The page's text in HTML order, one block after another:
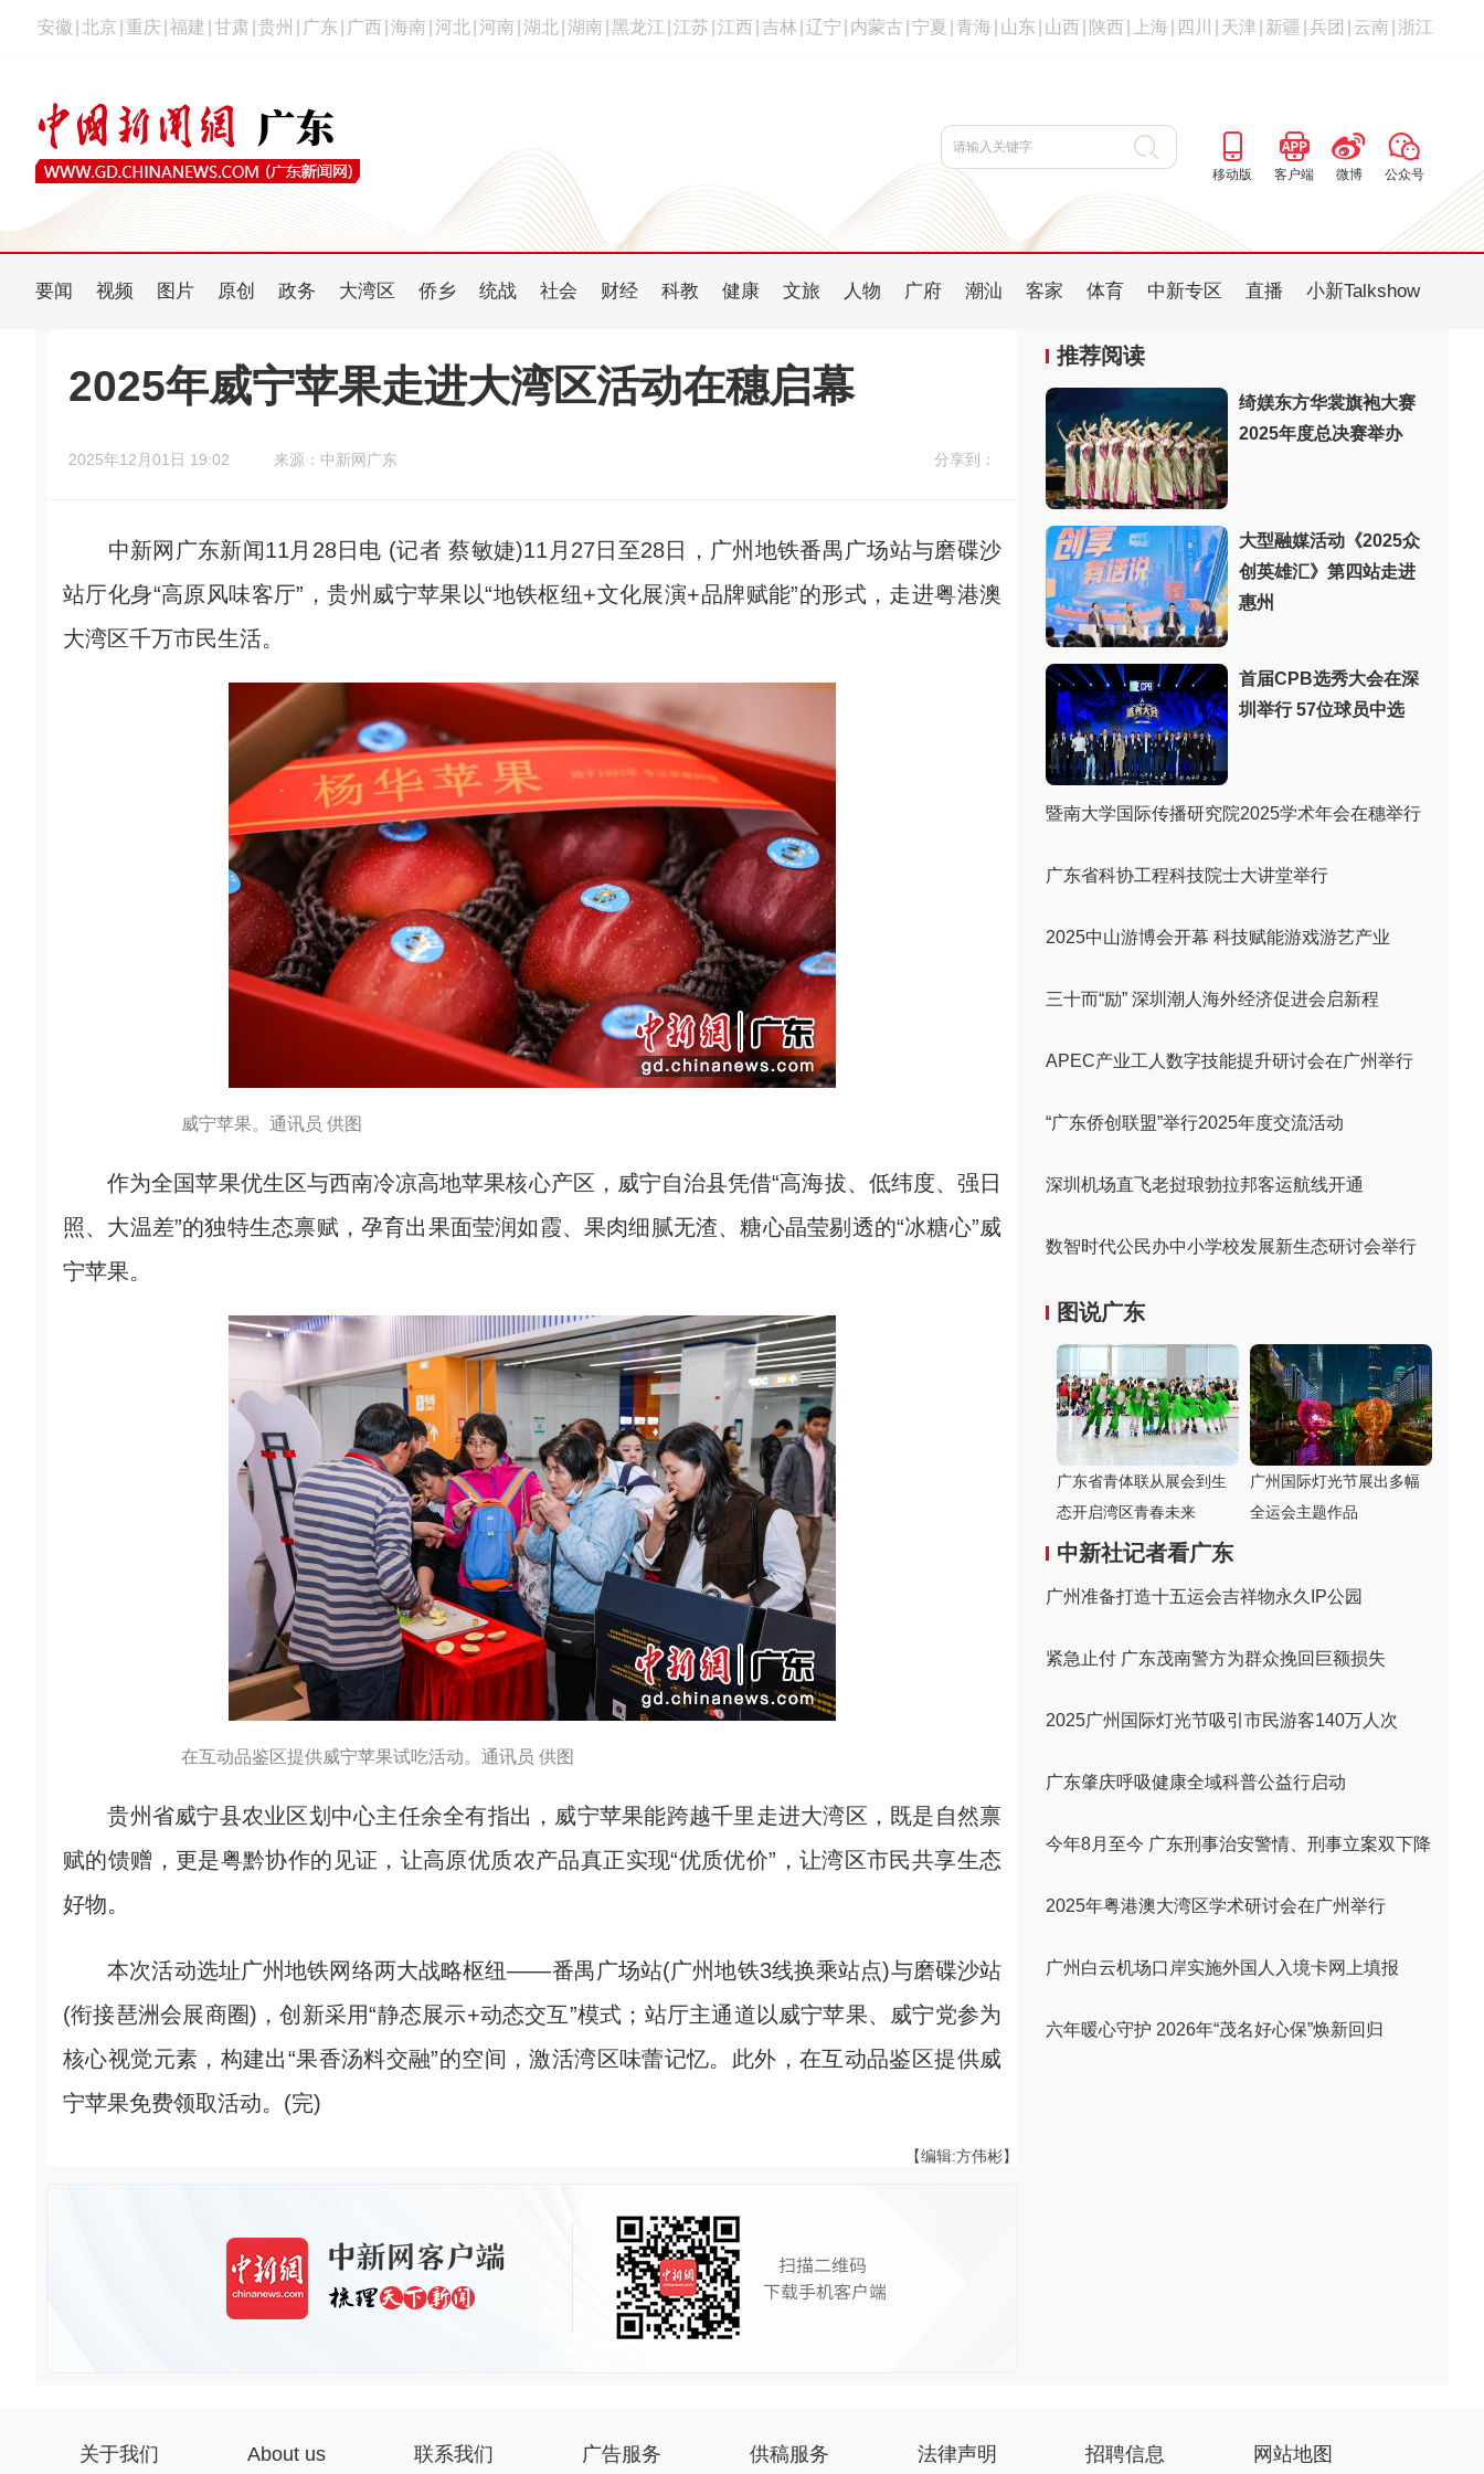
安徽 北京 重庆 福建 甘肃 贵州 广东 广西 海南 河北 河南 湖北 湖南 黑龙江 江苏 江西 吉林 辽宁 内蒙古 宁夏 青海 山东 山西 陕西 上海 四川 天津 新疆 兵团 云南 浙江
移动版 客户端 微博 公众号
要闻 视频 图片 原创 政务 大湾区 侨乡 统战 社会 财经 科教 健康 文旅 人物 广府 潮汕 客家 体育 中新专区 直播 小新Talkshow
2025年威宁苹果走进大湾区活动在穗启幕
2025年12月01日 19:02 来源：中新网广东 分享到：
中新网广东新闻11月28日电 (记者 蔡敏婕)11月27日至28日，广州地铁番禺广场站与磨碟沙
站厅化身“高原风味客厅”，贵州威宁苹果以“地铁枢纽+文化展演+品牌赋能”的形式，走进粤港澳
大湾区千万市民生活。
威宁苹果。通讯员 供图
作为全国苹果优生区与西南冷凉高地苹果核心产区，威宁自治县凭借“高海拔、低纬度、强日
照、大温差”的独特生态禀赋，孕育出果面莹润如霞、果肉细腻无渣、糖心晶莹剔透的“冰糖心”威
宁苹果。
在互动品鉴区提供威宁苹果试吃活动。通讯员 供图
贵州省威宁县农业区划中心主任余全有指出，威宁苹果能跨越千里走进大湾区，既是自然禀
赋的馈赠，更是粤黔协作的见证，让高原优质农产品真正实现“优质优价”，让湾区市民共享生态
好物。
本次活动选址广州地铁网络两大战略枢纽——番禺广场站(广州地铁3线换乘站点)与磨碟沙站
(衔接琶洲会展商圈)，创新采用“静态展示+动态交互”模式；站厅主通道以威宁苹果、威宁党参为
核心视觉元素，构建出“果香汤料交融”的空间，激活湾区味蕾记忆。此外，在互动品鉴区提供威
宁苹果免费领取活动。(完)
【编辑:方伟彬】
推荐阅读
绮媄东方华裳旗袍大赛
2025年度总决赛举办
大型融媒活动《2025众
创英雄汇》第四站走进
惠州
首届CPB选秀大会在深
圳举行 57位球员中选
暨南大学国际传播研究院2025学术年会在穗举行
广东省科协工程科技院士大讲堂举行
2025中山游博会开幕 科技赋能游戏游艺产业
三十而“励” 深圳潮人海外经济促进会启新程
APEC产业工人数字技能提升研讨会在广州举行
“广东侨创联盟”举行2025年度交流活动
深圳机场直飞老挝琅勃拉邦客运航线开通
数智时代公民办中小学校发展新生态研讨会举行
图说广东
广东省青体联从展会到生
态开启湾区青春未来
广州国际灯光节展出多幅
全运会主题作品
中新社记者看广东
广州准备打造十五运会吉祥物永久IP公园
紧急止付 广东茂南警方为群众挽回巨额损失
2025广州国际灯光节吸引市民游客140万人次
广东肇庆呼吸健康全域科普公益行启动
今年8月至今 广东刑事治安警情、刑事立案双下降
2025年粤港澳大湾区学术研讨会在广州举行
广州白云机场口岸实施外国人入境卡网上填报
六年暖心守护 2026年“茂名好心保”焕新回归
关于我们 About us 联系我们 广告服务 供稿服务 法律声明 招聘信息 网站地图